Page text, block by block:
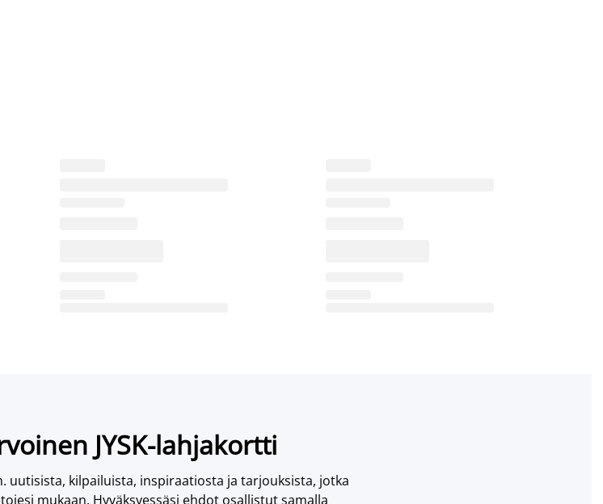
JYSK-lahjakortti
uutisista, kilpailuista, inspiraatiosta ja tarjouksista, jotka
mukaan. Hyväksyessäsi ehdot osallistut samalla